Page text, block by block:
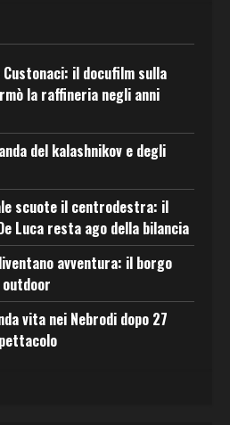
il docufilm sulla
la raffineria negli anni
del kalashnikov e degli
scuote il centrodestra: il
Luca resta ago della bilancia
avventura: il borgo
vita nei Nebrodi dopo 27